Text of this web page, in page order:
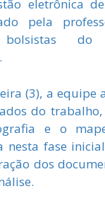
eletrônica
pela
(3), a equipe
do
e o
nesta fase
dos